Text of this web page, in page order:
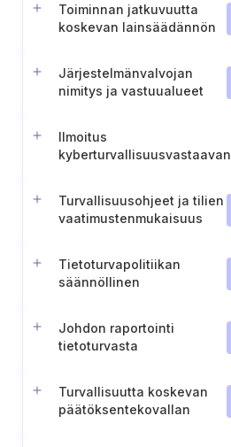
Toiminnan jatkuvuutta
koskevan lainsäädännön
Järjestelmänvalvojan
nimitys ja vastuualueet
Ilmoitus
kyberturvallisuusvastaavan
Turvallisuusohjeet ja tilien
vaatimustenmukaisuus
Tietoturvapolitiikan
säännöllinen
Johdon raportointi
tietoturvasta
Turvallisuutta koskevan
päätöksentekovallan